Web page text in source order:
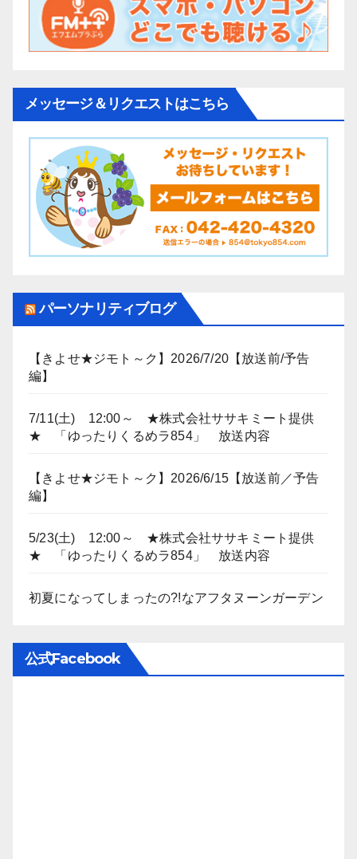
メッセージ＆リクエストはこちら
パーソナリティブログ
【きよせ★ジモト～ク】2026/7/20【放送前/予告
編】
7/11(土) 12:00～ ★株式会社ササキミート提供
★ 「ゆったりくるめラ854」 放送内容
【きよせ★ジモト～ク】2026/6/15【放送前／予告
編】
5/23(土) 12:00～ ★株式会社ササキミート提供
★ 「ゆったりくるめラ854」 放送内容
初夏になってしまったの?!なアフタヌーンガーデン
公式Facebook